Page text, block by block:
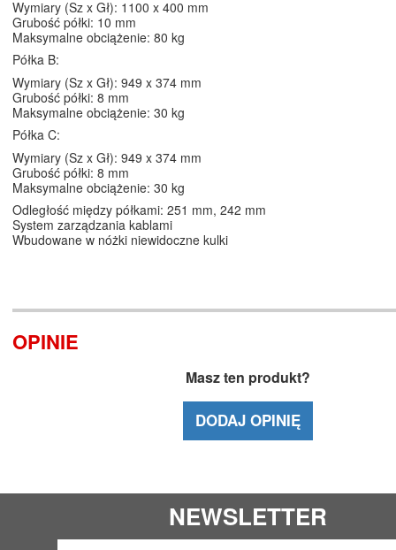
Wymiary (Sz x Gł): 1100 x 400 mm
Grubość półki: 10 mm
Maksymalne obciążenie: 80 kg
Półka B:
Wymiary (Sz x Gł): 949 x 374 mm
Grubość półki: 8 mm
Maksymalne obciążenie: 30 kg
Półka C:
Wymiary (Sz x Gł): 949 x 374 mm
Grubość półki: 8 mm
Maksymalne obciążenie: 30 kg
Odległość między półkami: 251 mm, 242 mm
System zarządzania kablami
Wbudowane w nóżki niewidoczne kulki
OPINIE
Masz ten produkt?
DODAJ OPINIĘ
NEWSLETTER